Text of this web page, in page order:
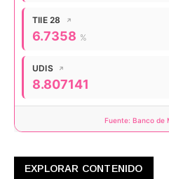
TIIE 28 ↗
Valor actual:
6.7358 %
UDIS ↗
Valor actual:
8.807141
Fuente: Banco de
EXPLORAR CONTENIDO